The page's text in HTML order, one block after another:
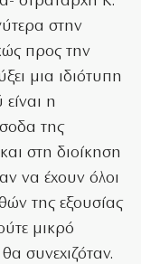
στην
προς την
μια ιδιότυπη
η
της
στη διοίκηση
να έχουν όλοι
της εξουσίας
μικρό
συνεχιζόταν.